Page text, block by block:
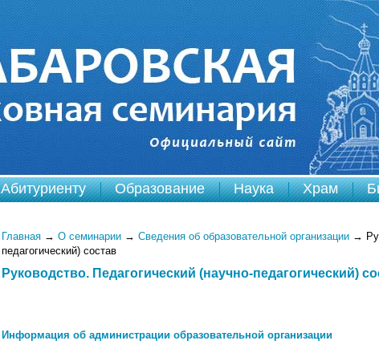
Абитуриенту Образование Наука Храм
Главная → О семинарии → Сведения об образовательной организации →
педагогический) состав
Руководство. Педагогический (научно-педагогический)
Информация об администрации образовательной организации